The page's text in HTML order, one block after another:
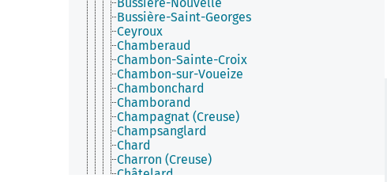
Bussière-Saint-Georges
Ceyroux
Chamberaud
Chambon-Sainte-Croix
Chambon-sur-Voueize
Chambonchard
Chamborand
Champagnat (Creuse)
Champsanglard
Chard
Charron (Creuse)
Châtelard